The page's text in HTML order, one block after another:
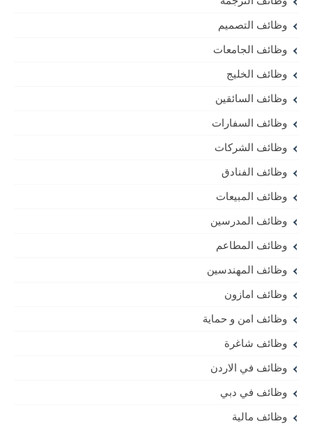
وظائف التصميم
وظائف الجامعات
وظائف الخليج
وظائف السائقين
وظائف السفارات
وظائف الشركات
وظائف الفنادق
وظائف المبيعات
وظائف المدرسين
وظائف المطاعم
وظائف المهندسين
وظائف امازون
وظائف امن و حماية
وظائف شاغرة
وظائف في الاردن
وظائف في دبي
وظائف مالية